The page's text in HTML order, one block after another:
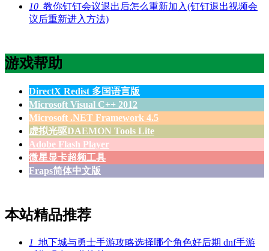
10 教你钉钉会议退出后怎么重新加入(钉钉退出视频会
议后重新进入方法)
游戏帮助
DirectX Redist 多国语言版
Microsoft Visual C++ 2012
Microsoft .NET Framework 4.5
虚拟光驱DAEMON Tools Lite
Adobe Flash Player
微星显卡超频工具
Fraps简体中文版
本站精品推荐
1 地下城与勇士手游攻略选择哪个角色好后期 dnf手游